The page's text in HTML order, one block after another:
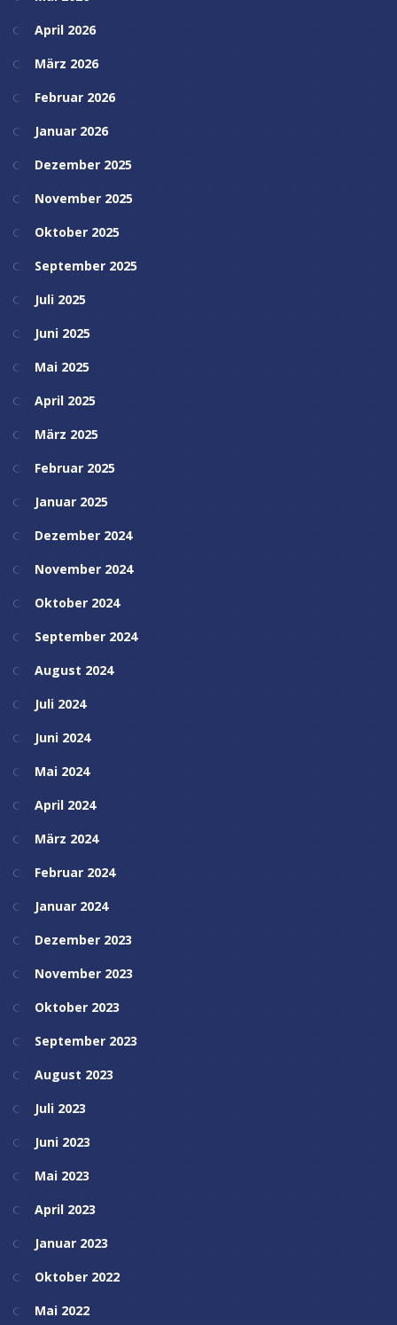
April 2026
März 2026
Februar 2026
Januar 2026
Dezember 2025
November 2025
Oktober 2025
September 2025
Juli 2025
Juni 2025
Mai 2025
April 2025
März 2025
Februar 2025
Januar 2025
Dezember 2024
November 2024
Oktober 2024
September 2024
August 2024
Juli 2024
Juni 2024
Mai 2024
April 2024
März 2024
Februar 2024
Januar 2024
Dezember 2023
November 2023
Oktober 2023
September 2023
August 2023
Juli 2023
Juni 2023
Mai 2023
April 2023
Januar 2023
Oktober 2022
Mai 2022